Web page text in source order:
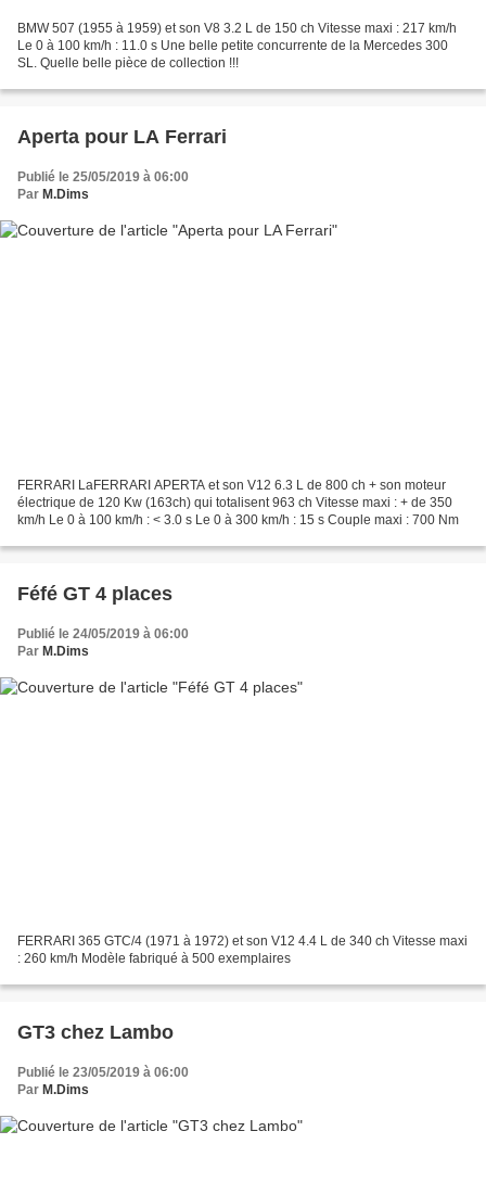
BMW 507 (1955 à 1959) et son V8 3.2 L de 150 ch Vitesse maxi : 217 km/h
Le 0 à 100 km/h : 11.0 s Une belle petite concurrente de la Mercedes 300
SL. Quelle belle pièce de collection !!!
Aperta pour LA Ferrari
Publié le 25/05/2019 à 06:00
Par M.Dims
FERRARI LaFERRARI APERTA et son V12 6.3 L de 800 ch + son moteur
électrique de 120 Kw (163ch) qui totalisent 963 ch Vitesse maxi : + de 350
km/h Le 0 à 100 km/h : < 3.0 s Le 0 à 300 km/h : 15 s Couple maxi : 700 Nm
Féfé GT 4 places
Publié le 24/05/2019 à 06:00
Par M.Dims
FERRARI 365 GTC/4 (1971 à 1972) et son V12 4.4 L de 340 ch Vitesse maxi
: 260 km/h Modèle fabriqué à 500 exemplaires
GT3 chez Lambo
Publié le 23/05/2019 à 06:00
Par M.Dims